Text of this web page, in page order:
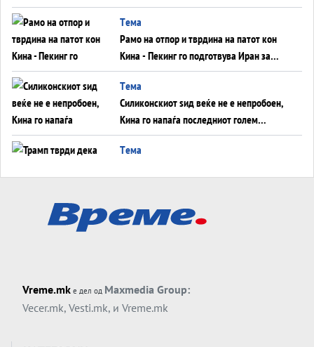
во Суец најавува глобален енергетски
инфаркт?
Tема
Рамо на отпор и тврдина на патот кон
Кина - Пекинг го подготвува Иран за
американска копнена инвазија
Tема
Силиконскиот ѕид веќе не е непробоен,
Кина го напаѓа последниот голем
монопол на Западот?
Tема
Tема
ДЛАБОКО УДОЛУ: Сметководствените
АТОМСКО ДОМИНО НА БЛИСКИОТ
ИСТОК
Vreme.mk е дел од Maxmedia Group:
Vecer.mk, Vesti.mk, и Vreme.mk